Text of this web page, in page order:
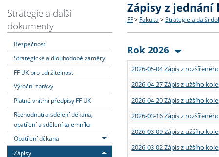
Dozvědět se více
Struktura a historie
Strategie a další
Podpora a benefity pro
Absolventi fakulty
Podat přihlášku
Co studovat a jak se
Učitelské studijní
Informace k průběhu
Dozvědět se více
Bakalářské a magisterské
Doktorské studium
Rigorózní řízení
Dozvědět se více
O vědě a výzkumu na FF
Akademické kvalifikace
Granty a projekty
Dozvědět se více
Aktuální nabídky a
Vyjíždějící studenti
Přijíždějící studenti
Vyjíždějící zaměstnanci
Strategie a další
dokumenty
Bezpečnost
Strategické a dlouhodobé záměry
FF UK pro udržitelnost
Výroční zprávy
Platné vnitřní předpisy FF UK
Rozhodnutí a sdělení děkana,
opatření a sdělení tajemníka
Opatření děkana
Zápisy
Zápisy z jednání
FF > Fakulta > Strategie a další
Rok 2026
2026-05-04 Zápis z
2026-04-27 Zápis z užšího
2026-04-20 Zápis z užšího
2026-03-16 Zápis z
2026-03-09 Zápis z užšího
2026-03-02 Zápis z užšího